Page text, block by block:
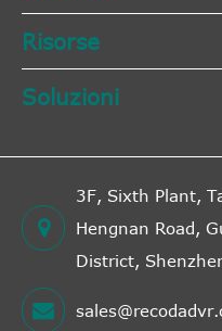
Risorse
Soluzioni
3F, Sixth Plant,
Hengnan Road,
District,